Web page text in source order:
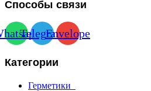
Способы связи
TelegramEnvelope
Категории
Герметики